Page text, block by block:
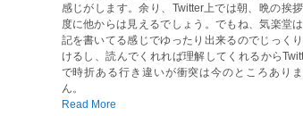
感じがします。余り、Twitter上では朝、晩の挨
度に他からは見えるでしょう。でもね、気楽堂は
記を書いてる感じでゆったり出来るのでじっく
けるし、読んでくれれば理解してくれるから
で時折ある行き違いが衝突は今のところあり
ん。
Read More